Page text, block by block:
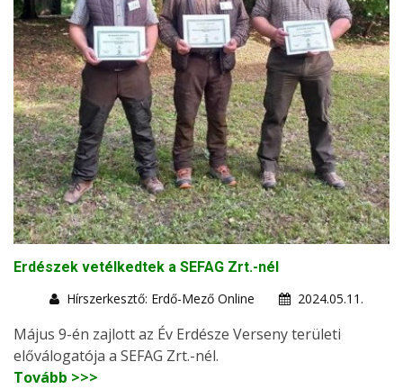
Erdészek vetélkedtek a SEFAG Zrt.-nél
Hírszerkesztő: Erdő-Mező Online
2024.05.11.
Május 9-én zajlott az Év Erdésze Verseny területi
előválogatója a SEFAG Zrt.-nél.
Tovább >>>